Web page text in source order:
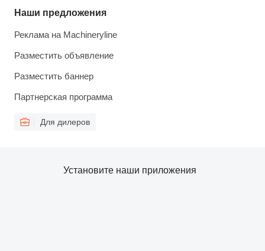
Наши предложения
Реклама на Machineryline
Разместить объявление
Разместить баннер
Партнерская программа
Для дилеров
Установите наши приложения